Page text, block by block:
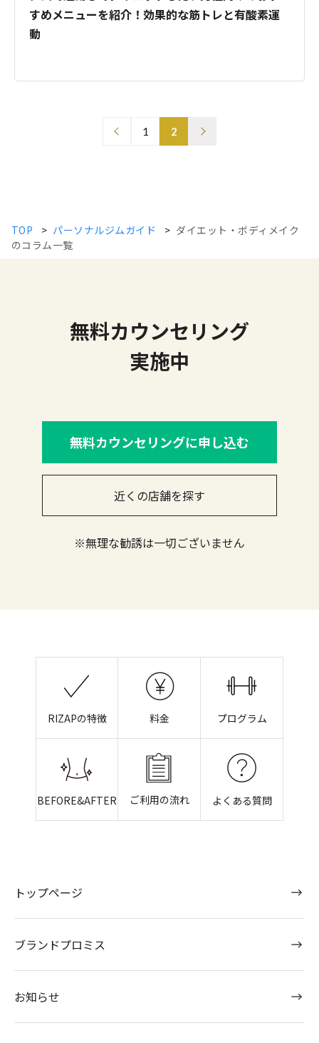
すめメニューを紹介！効果的な筋トレと有酸素運
動
1 2
TOP > パーソナルジムガイド > ダイエット・ボディメイク
のコラム一覧
無料カウンセリング
実施中
無料カウンセリングに申し込む
近くの店舗を探す
※無理な勧誘は一切ございません
RIZAPの特徴 料金 プログラム
BEFORE&AFTER ご利用の流れ よくある質問
トップページ
ブランドプロミス
お知らせ